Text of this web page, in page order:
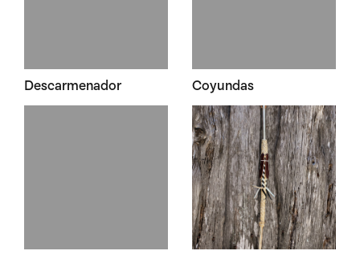
Descarmenador Coyundas